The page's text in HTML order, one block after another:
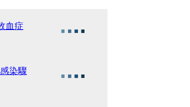
血症
染驟